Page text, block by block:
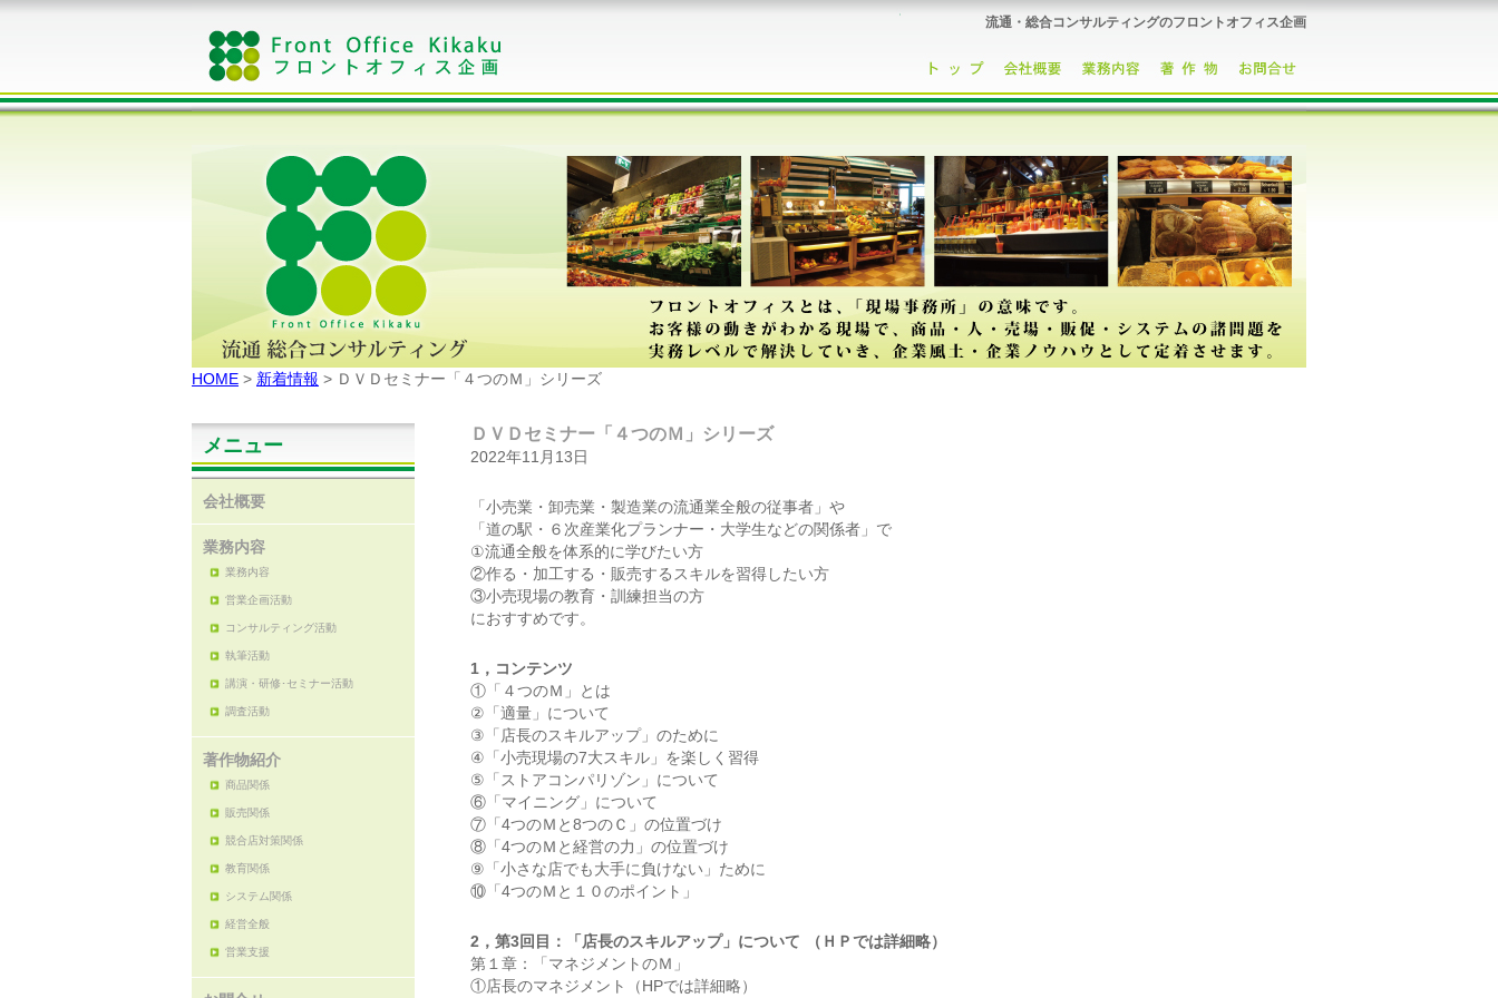
流通・総合コンサルティングのフロントオフィス企画
HOME > 新着情報 > ＤＶＤセミナー「４つのＭ」シリーズ
メニュー
会社概要
業務内容
業務内容
営業企画活動
コンサルティング活動
執筆活動
講演・研修･セミナー活動
調査活動
著作物紹介
商品関係
販売関係
競合店対策関係
教育関係
システム関係
経営全般
営業支援
ＤＶＤセミナー「４つのＭ」シリーズ
2022年11月13日
「小売業・卸売業・製造業の流通業全般の従事者」や
「道の駅・６次産業化プランナー・大学生などの関係者」で
①流通全般を体系的に学びたい方
②作る・加工する・販売するスキルを習得したい方
③小売現場の教育・訓練担当の方
におすすめです。
1，コンテンツ
①「４つのＭ」とは
②「適量」について
③「店長のスキルアップ」のために
④「小売現場の7大スキル」を楽しく習得
⑤「ストアコンパリゾン」について
⑥「マイニング」について
⑦「4つのＭと8つのＣ」の位置づけ
⑧「4つのＭと経営の力」の位置づけ
⑨「小さな店でも大手に負けない」ために
⑩「4つのＭと１０のポイント」
2，第3回目：「店長のスキルアップ」について （ＨＰでは詳細略）
第１章：「マネジメントのＭ」
①店長のマネジメント（HPでは詳細略）